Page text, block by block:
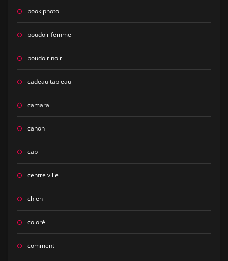
book photo
boudoir femme
boudoir noir
cadeau tableau
camara
canon
cap
centre ville
chien
coloré
comment